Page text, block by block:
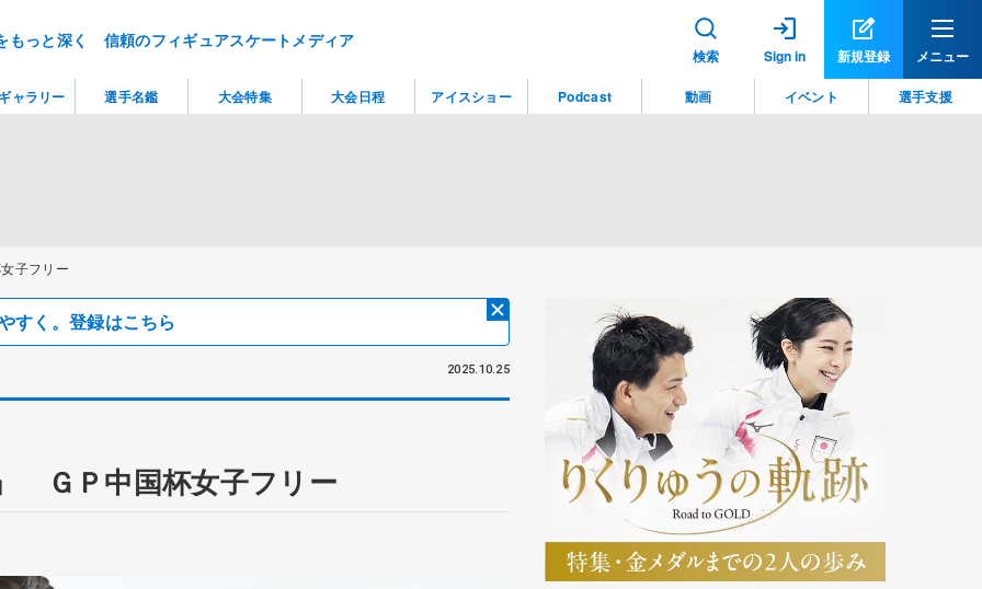
もっと深く 信頼のフィギュアスケートメディア
検索 Sign in 新規登録 メニュー
子フリー
すく。登録はこちら
2025.10.25
ＧＰ中国杯女子フリー
ャラリー 選手名鑑 大会特集 大会日程 アイスショー Podcast 動画 イベント 選手支援